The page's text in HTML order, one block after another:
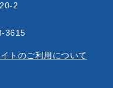
2
3615
トのご利用について